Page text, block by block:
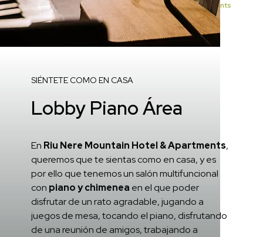
Inicio /
Servicios de Riu Nere Mountain Hotel & Apartments
/ Lobby Piano Área
SIÉNTETE COMO EN CASA
Lobby Piano Área
En Riu Nere Mountain Hotel & Apartments,
queremos que te sientas como en casa, y es
por ello que tenemos un salón multifuncional
con piano y chimenea en el que poder
disfrutar de un rato agradable, jugando a
juegos de mesa, tocando el piano, disfrutando
de una reunión de amigos, trabajando a